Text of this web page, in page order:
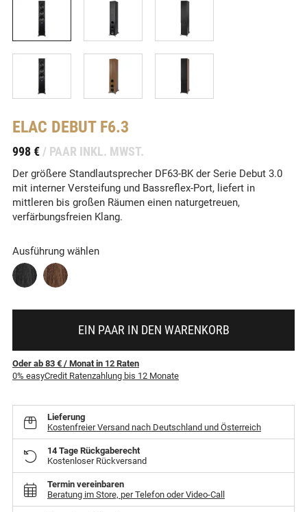
ELAC DEBUT F6.3
998 € / PAAR INKL. MWST.
Der größere Standlautsprecher DF63-BK der Serie Debut 3.0
mit interner Versteifung und Bassreflex-Port, liefert in
mittleren bis großen Räumen einen naturgetreuen,
verfärbungsfreien Klang.
Ausführung wählen
EIN PAAR IN DEN WARENKORB
Oder ab 83 € / Monatin 12 Raten
0% easyCredit Ratenzahlung bis 12 Monate
Lieferung
Kostenfreier Versand nach Deutschland und Österreich
14 Tage Rückgaberecht
Kostenloser Rückversand
Termin vereinbaren
Beratung im Store, per Telefon oder Video-Call